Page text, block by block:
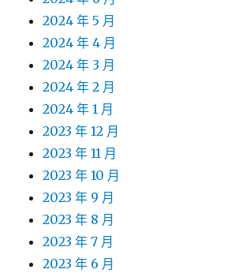
2024 年 5 月
2024 年 4 月
2024 年 3 月
2024 年 2 月
2024 年 1 月
2023 年 12 月
2023 年 11 月
2023 年 10 月
2023 年 9 月
2023 年 8 月
2023 年 7 月
2023 年 6 月